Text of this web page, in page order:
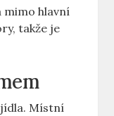
mimo hlavní
takže je
Místní